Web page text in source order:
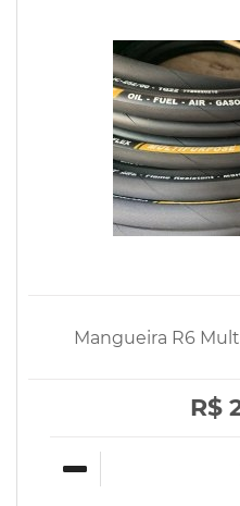
Mangueira R6
R$